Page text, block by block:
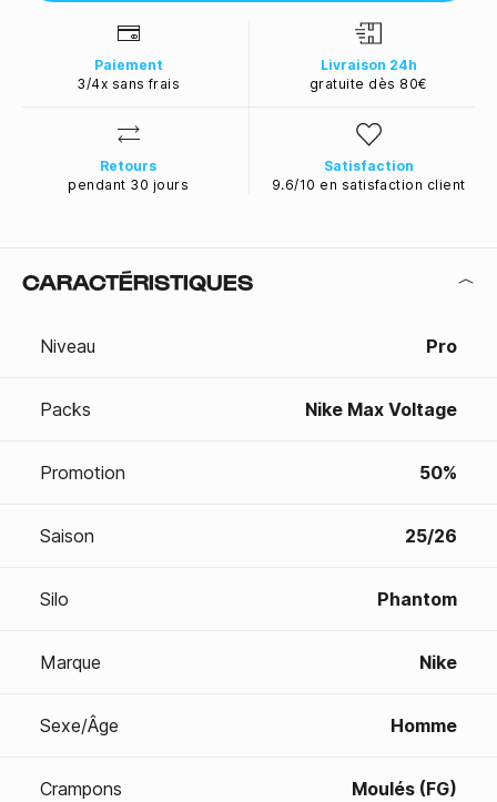
Paiement
3/4x sans frais
Livraison 24h
gratuite dès 80€
Retours
pendant 30 jours
Satisfaction
9.6/10 en satisfaction client
CARACTÉRISTIQUES
Niveau Pro
Packs Nike Max Voltage
Promotion 50%
Saison 25/26
Silo Phantom
Marque Nike
Sexe/Âge Homme
Crampons Moulés (FG)